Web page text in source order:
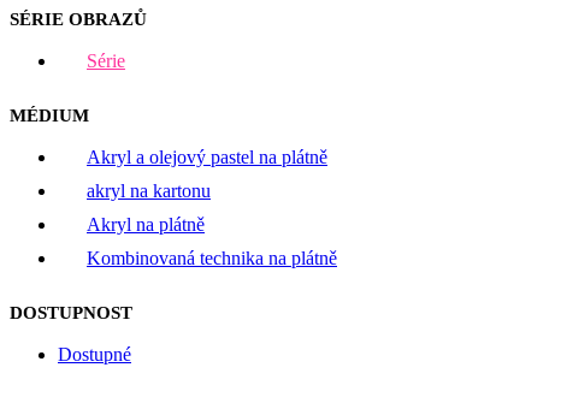
SÉRIE OBRAZŮ
Série
MÉDIUM
Akryl a olejový pastel na plátně
akryl na kartonu
Akryl na plátně
Kombinovaná technika na plátně
DOSTUPNOST
Dostupné